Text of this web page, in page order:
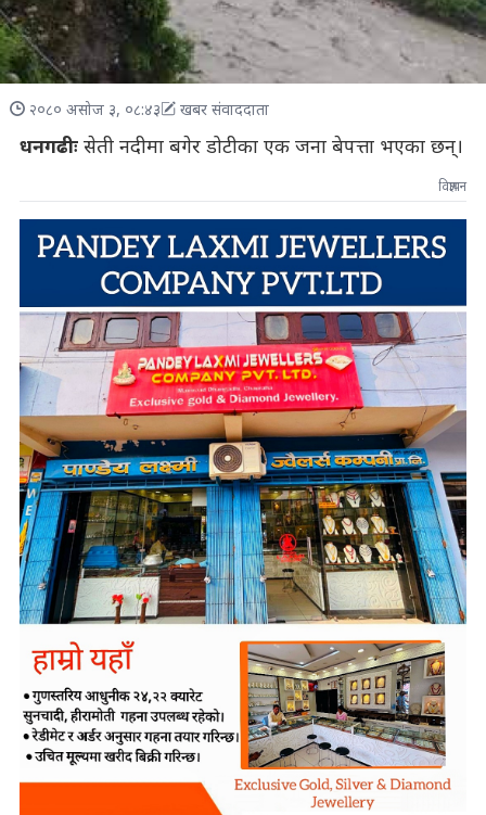
२०८० असोज ३, ०८:४३ खबर संवाददाता
धनगढीः सेती नदीमा बगेर डोटीका एक जना बेपत्ता भएका छन्।
विज्ञापन